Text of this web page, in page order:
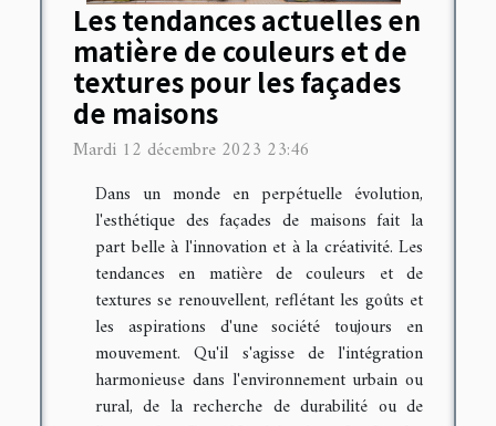
Les tendances actuelles en
matière de couleurs et de
textures pour les façades
de maisons
Mardi 12 décembre 2023 23:46
Dans un monde en perpétuelle évolution,
l'esthétique des façades de maisons fait la
part belle à l'innovation et à la créativité. Les
tendances en matière de couleurs et de
textures se renouvellent, reflétant les goûts et
les aspirations d'une société toujours en
mouvement. Qu'il s'agisse de l'intégration
harmonieuse dans l'environnement urbain ou
rural, de la recherche de durabilité ou de